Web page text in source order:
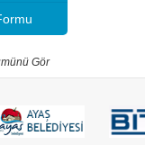
Gör
hızlandırırım" diye